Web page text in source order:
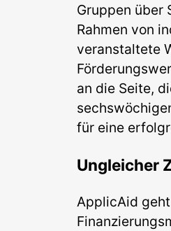
Gruppen über
Rahmen von
veranstaltete
an die Seite,
für eine
Ungleicher
ApplicAid